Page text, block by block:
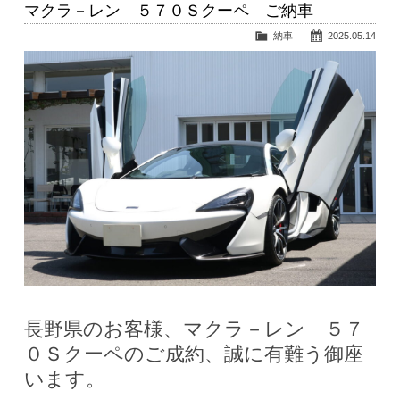
マクラ－レン ５７０Ｓクーペ ご納車
2025.05.14
納車
長野県のお客様、マクラ－レン ５７
０Ｓクーペのご成約、誠に有難う御座
います。